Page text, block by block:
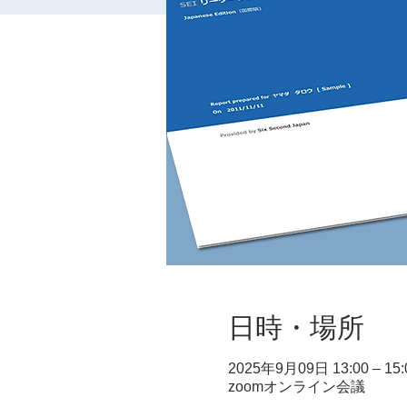
日時・場所
2025年9月09日 13:00 –
zoomオンライン会議